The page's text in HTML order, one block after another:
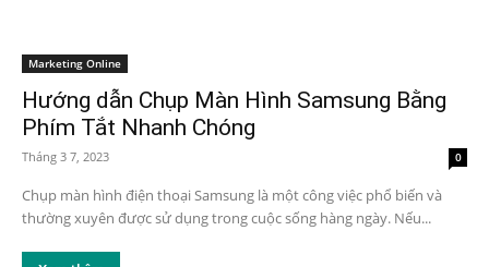
Marketing Online
Hướng dẫn Chụp Màn Hình Samsung Bằng
Phím Tắt Nhanh Chóng
Tháng 3 7, 2023 0
Chụp màn hình điện thoại Samsung là một công việc phổ biến và
thường xuyên được sử dụng trong cuộc sống hàng ngày. Nếu...